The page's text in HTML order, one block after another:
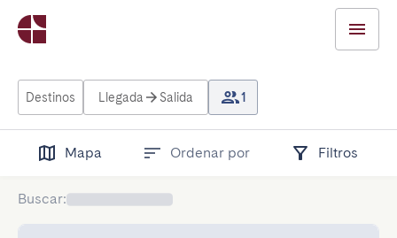
Destinos Llegada Salida 1
Mapa Ordenar por Filtros
Buscar: